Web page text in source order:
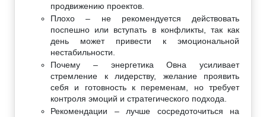
продвижению проектов.
Плохо – не рекомендуется действовать
поспешно или вступать в конфликты, так как
день может привести к эмоциональной
нестабильности.
Почему – энергетика Овна усиливает
стремление к лидерству, желание проявить
себя и готовность к переменам, но требует
контроля эмоций и стратегического подхода.
Рекомендации – лучше сосредоточиться на